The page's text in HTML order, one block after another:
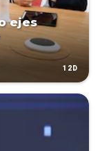
ejes
12D